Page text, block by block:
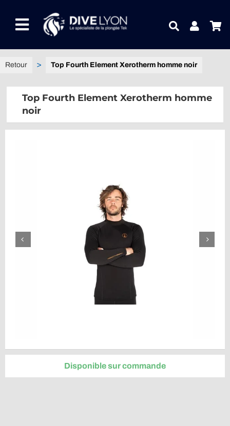
contenuToggle
Navigation
NOTRE UNIVERS PRODUITS
CONTACTEZ-NOUS
Top Fourth Element Xerotherm homme noir
Top Fourth Element Xerotherm homme
noir
Disponible sur commande